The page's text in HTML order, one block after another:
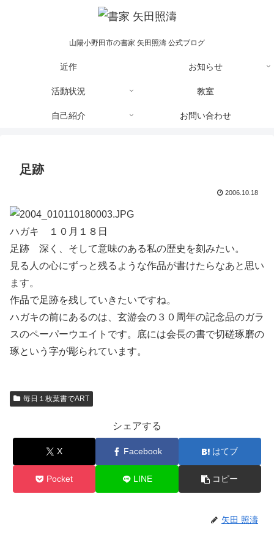
山陽小野田市の書家 矢田照濤 公式ブログ
近作 お知らせ
活動状況 教室
自己紹介 お問い合わせ
足跡
2006.10.18
ハガキ １０月１８日
足跡 深く、そして意味のある私の歴史を刻みたい。
見る人の心にずっと残るような作品が書けたらなあと思い
ます。
作品で足跡を残していきたいですね。
ハガキの前にあるのは、玄游会の３０周年の記念品のガラ
スのペーパーウエイトです。底には会長の書で切磋琢磨の
琢という字が彫られています。
毎日１枚葉書でART
シェアする
X Facebook はてブ
Pocket LINE コピー
矢田 照濤